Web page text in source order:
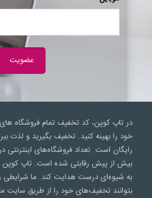
در تاپ کوپن، کد تخفیف تمام فروشگاه های
خود را بهینه کنید. تخفیف بگیرید و لذت
رایگان است. تعداد فروشگاه‌های
بیش از پیش رقابتی شده است. تاپ کوپن
به شیوه‌ای درست هدایت کند. ما شرایطی
بتوانند تخفیف‌های خود را از طریق سایت